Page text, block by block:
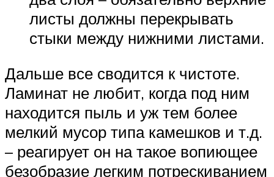
листы должны перекрывать
стыки между нижними листами.
Дальше все сводится к чистоте.
Ламинат не любит, когда под ним
находится пыль и уж тем более
мелкий мусор типа камешков и т.д.
– реагирует он на такое вопиющее
безобразие легким потрескиванием